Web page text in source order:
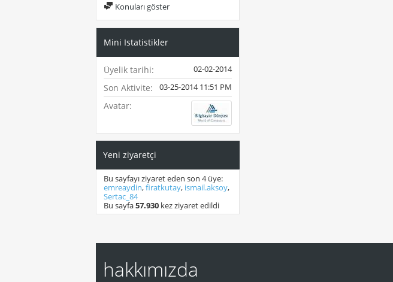
Konuları göster
Mini Istatistikler
Üyelik tarihi 02-02-2014
Son Aktivite 03-25-201411:51 PM
Avatar
Yeni ziyaretçi
Bu sayfayı ziyaret eden son 4 üye:
emreaydin,firatkutay, ismail.aksoy,
Sertac_84
Bu sayfa57.930 kez ziyaret edildi
hakkımızda